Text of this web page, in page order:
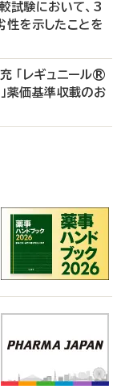
試験において、3
を示したことを
「レギュニール®
薬価基準収載のお